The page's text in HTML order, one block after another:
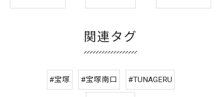
関連タグ
#宝塚 #宝塚南口 #TUNAGERU